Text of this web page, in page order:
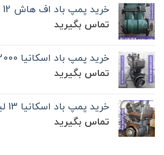
خرید پمپ باد اف هاش 12 ـ FH12
تماس بگیرید
خرید پمپ باد اسکانیا 2000
تماس بگیرید
خرید پمپ باد اسکانیا 13 لیتری
تماس بگیرید